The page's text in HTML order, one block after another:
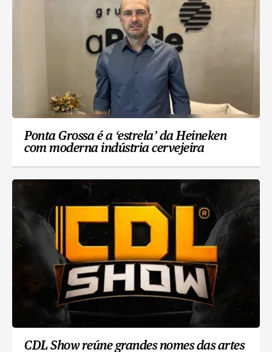
Ponta Grossa é a ‘estrela’ da Heineken
com moderna indústria cervejeira
CDL Show reúne grandes nomes das artes